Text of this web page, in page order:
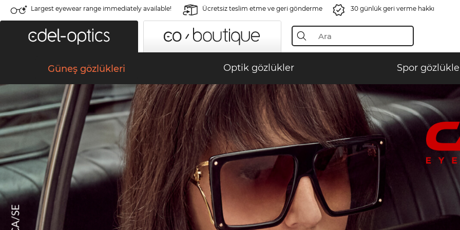
Largest eyewear range immediately available! Ücretsiz teslim etme ve geri gönderme 30 günlük geri verme hakkı
Güneş gözlükleri Optik gözlükler Spor